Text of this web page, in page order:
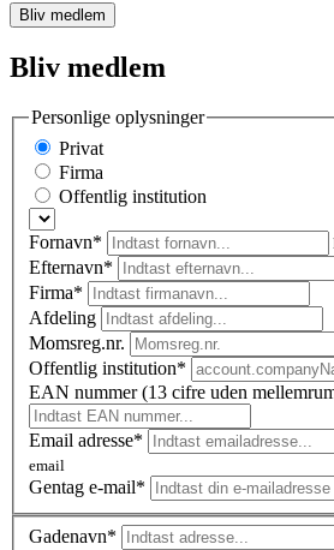
Bliv medlem
Bliv medlem
Personlige oplysninger
Privat
Firma
Offentlig institution
Fornavn*
Efternavn*
Firma*
Afdeling
Momsreg.nr.
Offentlig institution*
EAN nummer (13 cifre uden
Email adresse*
email
Gentag e-mail*
Gadenavn*